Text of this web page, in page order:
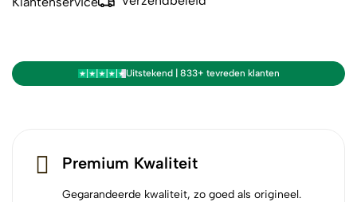
Uitstekend | 833+ tevreden klanten
Premium Kwaliteit
Gegarandeerde kwaliteit, zo goed als origineel.